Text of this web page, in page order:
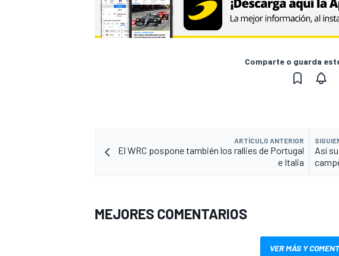
Comparte o guarda
ARTÍCULO ANTERIOR
El WRC pospone también los rallies de Portugal
e Italia
Así
MEJORES COMENTARIOS
VER MÁS Y